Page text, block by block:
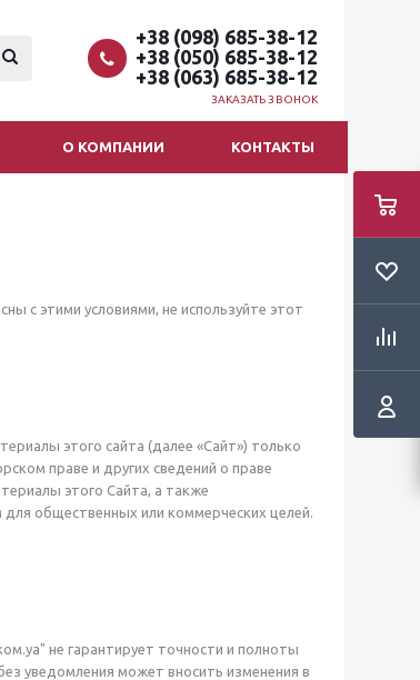
+38 (098) 685-38-12
+38 (050) 685-38-12
+38 (063) 685-38-12
ЗАКАЗАТЬ ЗВОНОК
О КОМПАНИИ КОНТАКТЫ
с этими условиями, не используйте этот
этого сайта (далее «Сайт») только
праве и других сведений о праве
этого Сайта, а также
общественных или коммерческих целей.
не гарантирует точности и полноты
уведомления может вносить изменения в